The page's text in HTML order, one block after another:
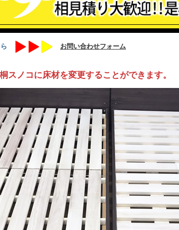
お問い合わせフォーム
スノコに床材を変更することができます。